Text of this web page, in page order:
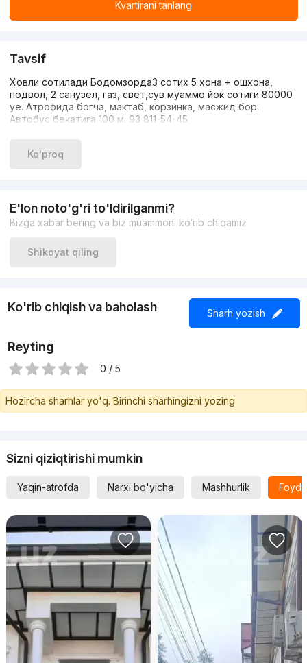
Kvartirani tanlang
Tavsif
Ховли сотилади Бодомзорда3 сотих 5 хона + ошхона,
подвол, 2 санузел, газ, свет,сув муаммо йок сотиги 80000
уе. Атрофида богча, мактаб, корзинка, масжид бор.
Автобус бекатига 100 м. 93 811-54-45
Ko'proq
E'lon noto'g'ri to'ldirilganmi?
Bizga xabar bering va biz muammoni ko‘rib chiqamiz
Shikoyat qiling
Ko'rib chiqish va baholash Sharh yozish
Reyting
0 / 5
Hozircha sharhlar yo'q. Birinchi sharhingizni yozing
Sizni qiziqtirishi mumkin
Yaqin-atrofda Narxi bo'yicha Mashhurlik